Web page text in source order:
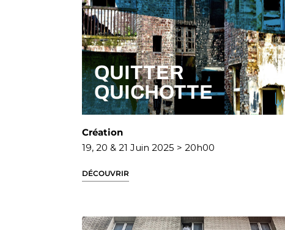
QUITTER
QUICHOTTE
Création
19, 20 & 21 Juin 2025 > 20h00
DÉCOUVRIR